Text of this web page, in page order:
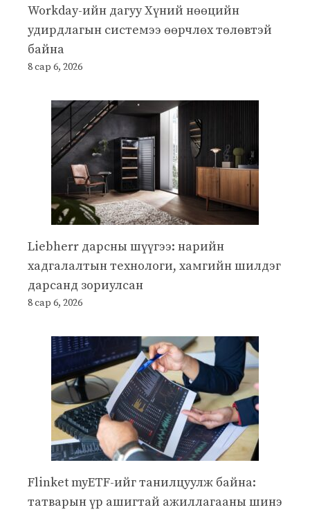
Workday-ийн дагуу Хүний нөөцийн
удирдлагын системээ өөрчлөх төлөвтэй
байна
8 сар 6, 2026
Liebherr дарсны шүүгээ: нарийн
хадгалалтын технологи, хамгийн шилдэг
дарсанд зориулсан
8 сар 6, 2026
Flinket myETF-ийг танилцуулж байна:
татварын үр ашигтай ажиллагааны шинэ